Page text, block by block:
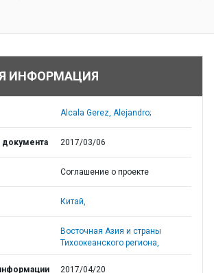
ИНФОРМАЦИЯ
Alcala Gerez, Alejandro;
документа 2017/03/06
Соглашение о проекте
Китай,
Восточная Азия и страны
Тихоокеанского региона,
2017/04/20